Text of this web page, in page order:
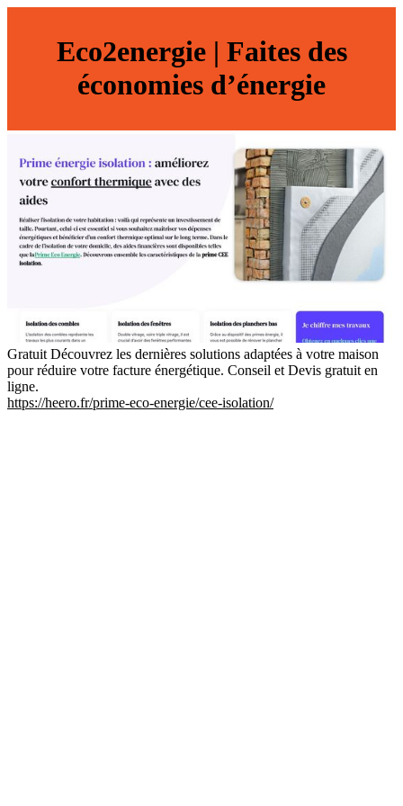
Eco2energie | Faites des
économies d’énergie
Gratuit Découvrez les dernières solutions adaptées à votre maison
pour réduire votre facture énergétique. Conseil et Devis gratuit en
ligne.
https://heero.fr/prime-eco-energie/cee-isolation/